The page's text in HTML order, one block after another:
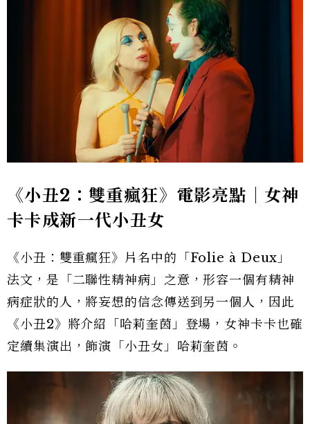
《小丑2：雙重瘋狂》電影亮點｜女神
卡卡成新一代小丑女
《小丑：雙重瘋狂》片名中的「Folie à Deux」
法文，是「二聯性精神病」之意，形容一個有精神
病症狀的人，將妄想的信念傳送到另一個人，因此
《小丑2》將介紹「哈莉奎茵」登場，女神卡卡也確
定續集演出，飾演「小丑女」哈莉奎茵。